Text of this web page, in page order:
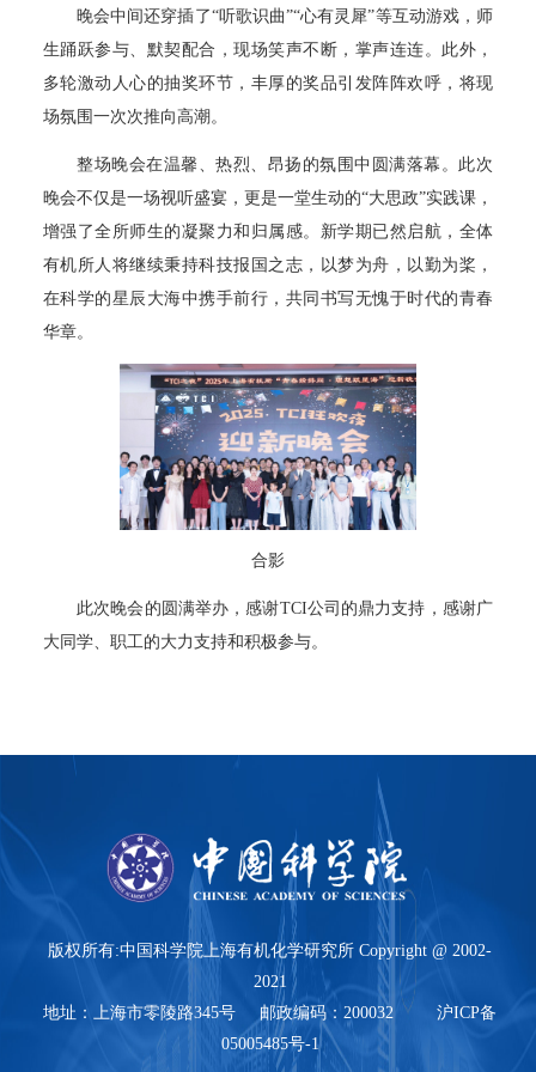
晚会中间还穿插了“听歌识曲”“心有灵犀”等互动游戏，师
生踊跃参与、默契配合，现场笑声不断，掌声连连。此外，
多轮激动人心的抽奖环节，丰厚的奖品引发阵阵欢呼，将现
场氛围一次次推向高潮。
整场晚会在温馨、热烈、昂扬的氛围中圆满落幕。此次
晚会不仅是一场视听盛宴，更是一堂生动的“大思政”实践课，
增强了全所师生的凝聚力和归属感。新学期已然启航，全体
有机所人将继续秉持科技报国之志，以梦为舟，以勤为桨，
在科学的星辰大海中携手前行，共同书写无愧于时代的青春
华章。
合影
此次晚会的圆满举办，感谢TCI公司的鼎力支持，感谢广
大同学、职工的大力支持和积极参与。
版权所有:中国科学院上海有机化学研究所 Copyright @ 2002-
2021
地址：上海市零陵路345号 邮政编码：200032 沪ICP备
05005485号-1